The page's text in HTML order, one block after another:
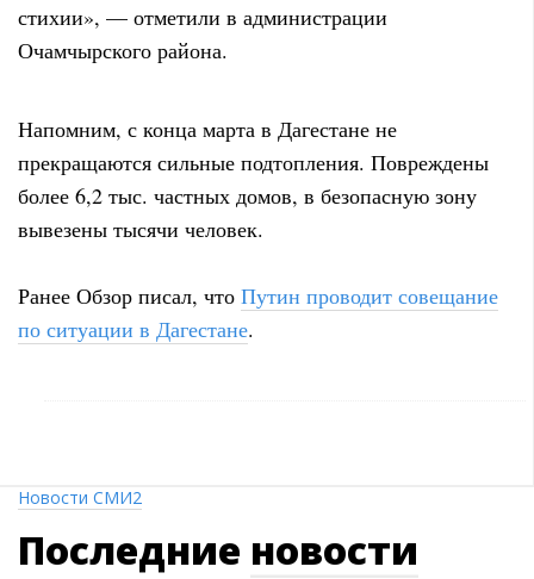
стихии», — отметили в администрации
Очамчырского района.
Напомним, с конца марта в Дагестане не
прекращаются сильные подтопления. Повреждены
более 6,2 тыс. частных домов, в безопасную зону
вывезены тысячи человек.
Ранее Обзор писал, что Путин проводит совещание
по ситуации в Дагестане.
Новости СМИ2
Последние новости